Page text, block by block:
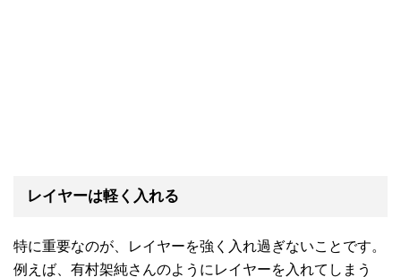
レイヤーは軽く入れる
特に重要なのが、レイヤーを強く入れ過ぎないことです。
例えば、有村架純さんのようにレイヤーを入れてしまう